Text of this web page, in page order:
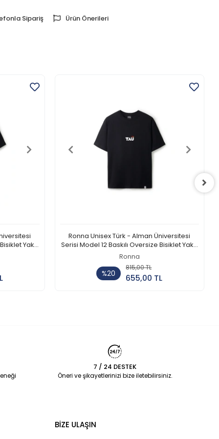
Sipariş Ürün Önerileri
Yaka
Ronna Unisex Türk - Alman Üniversitesi
Serisi Model 12 Baskılı Oversize Bisiklet Yaka
Tshirt - TDB010112
Ronna
%20
815,00 TL
655,00 TL
Sepete Ekle
7 / 24 DESTEK
Öneri ve şikayetlerinizi bize iletebilirsiniz.
BİZE ULAŞIN